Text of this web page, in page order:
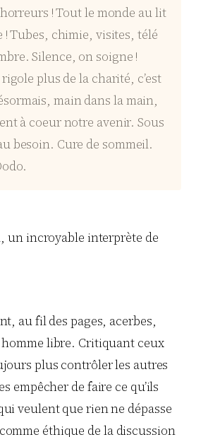
! Tout le monde au lit
! Tubes, chimie, visites, télé
Silence, on soigne !
plus de la charité, c’est
main dans la main,
à coeur notre avenir. Sous
besoin. Cure de sommeil.
un incroyable interprète de
au fil des pages, acerbes,
homme libre. Critiquant ceux
plus contrôler les autres
empêcher de faire ce qu’ils
veulent que rien ne dépasse
éthique de la discussion